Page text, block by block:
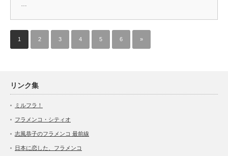
…
1 2 3 4 5 6 »
リンク集
ミルフラ！
フラメンコ・シティオ
志風恭子のフラメンコ 最前線
日本に恋した、フラメンコ